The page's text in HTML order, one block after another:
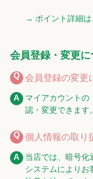
→ ポイント詳細
会員登録・変更に
会員登録の変更
マイアカウントの
認・変更できます。
個人情報の取り
当店では、暗号化
システムによりお